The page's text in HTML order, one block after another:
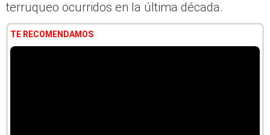
terruqueo ocurridos en la última década.
TE RECOMENDAMOS